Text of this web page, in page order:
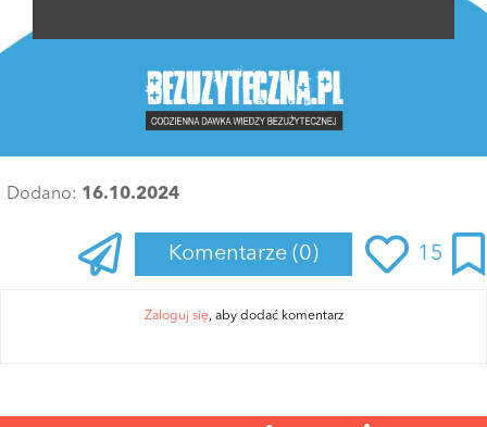
Dodano: 16.10.2024
Komentarze (0) 15
Zaloguj się, aby dodać komentarz